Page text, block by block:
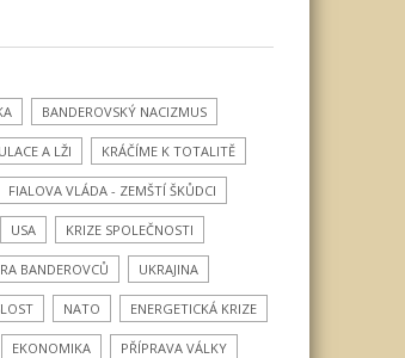
BANDEROVSKÝ NACIZMUS
A LŽI KRÁČÍME K TOTALITĚ
FIALOVA VLÁDA - ZEMŠTÍ ŠKŮDCI
USA KRIZE SPOLEČNOSTI
BANDEROVCŮ UKRAJINA
NATO ENERGETICKÁ KRIZE
EKONOMIKA PŘÍPRAVA VÁLKY